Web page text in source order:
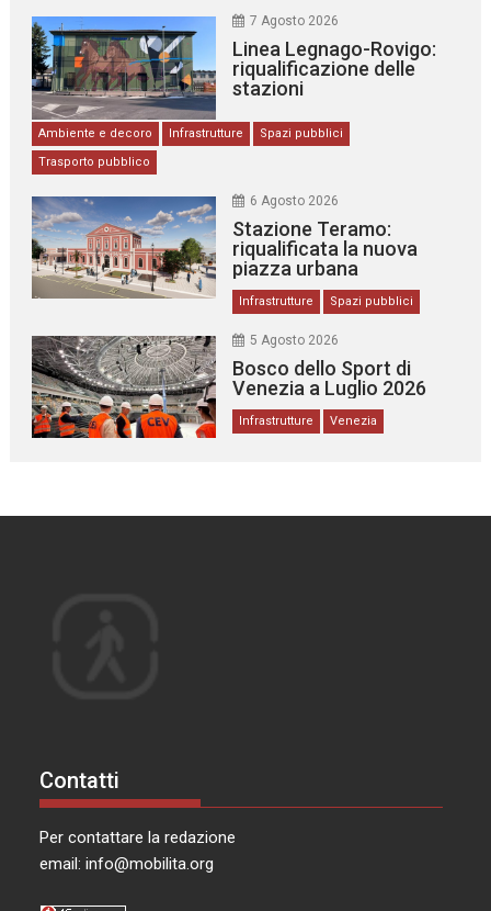
7 Agosto 2026
Linea Legnago-Rovigo:
riqualificazione delle
stazioni
Ambiente e decoro Infrastrutture
Spazi pubblici
Trasporto pubblico
6 Agosto 2026
Stazione Teramo:
riqualificata la nuova
piazza urbana
Infrastrutture Spazi pubblici
5 Agosto 2026
Bosco dello Sport di
Venezia a Luglio 2026
Infrastrutture Venezia
Contatti
Per contattare la redazione
email:info@mobilita.org